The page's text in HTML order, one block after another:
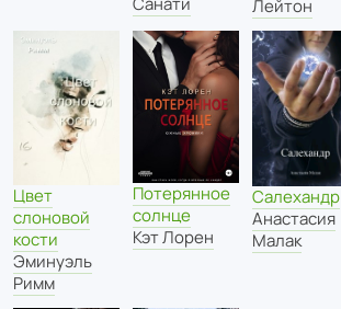
Лейтон
Цвет
слоновой
кости
Эминуэль
Римм
Потерянное
солнце
Кэт Лорен
Салехандр
Анастасия
Малак